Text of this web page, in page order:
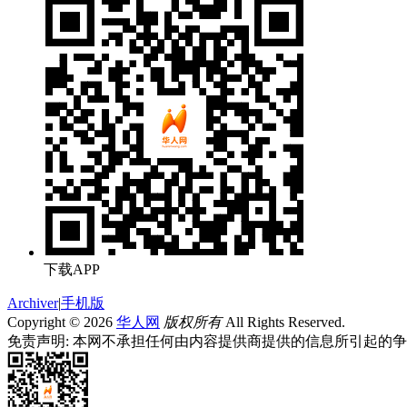
下载APP
Archiver|手机版
Copyright © 2026 华人网 版权所有All Rights Reserved.
免责声明: 本网不承担任何由内容提供商提供的信息所引起的争